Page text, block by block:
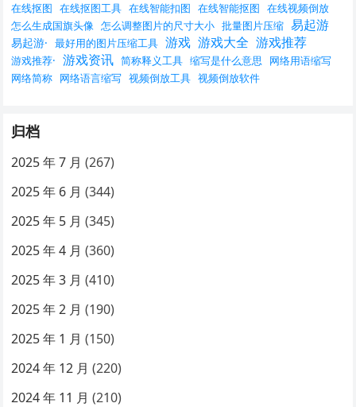
在线抠图 在线抠图工具 在线智能扣图 在线智能抠图 在线视频倒放
怎么生成国旗头像 怎么调整图片的尺寸大小 批量图片压缩 易起游
易起游· 最好用的图片压缩工具 游戏 游戏大全 游戏推荐
游戏推荐· 游戏资讯 简称释义工具 缩写是什么意思
网络用语缩写
网络简称 网络语言缩写 视频倒放工具 视频倒放软件
归档
2025 年 7 月 (267)
2025 年 6 月 (344)
2025 年 5 月 (345)
2025 年 4 月 (360)
2025 年 3 月 (410)
2025 年 2 月 (190)
2025 年 1 月 (150)
2024 年 12 月 (220)
2024 年 11 月 (210)